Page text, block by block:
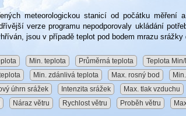
meteorologickou stanicí od počátku měření
verze programu nepodporovaly ukládání
jsou v případě teplot pod bodem mrazu
Min. teplota Průměrná teplota Teplota
Min. zdánlivá teplota Max. rosný bod
úhrn srážek
Intenzita srážek Max. tlak vzduchu
Náraz větru Rychlost větru Proběh větru